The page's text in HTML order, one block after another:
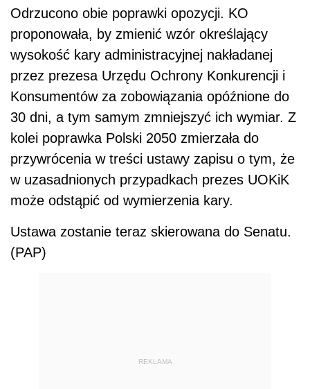
Odrzucono obie poprawki opozycji. KO
proponowała, by zmienić wzór określający
wysokość kary administracyjnej nakładanej
przez prezesa Urzędu Ochrony Konkurencji i
Konsumentów za zobowiązania opóźnione do
30 dni, a tym samym zmniejszyć ich wymiar. Z
kolei poprawka Polski 2050 zmierzała do
przywrócenia w treści ustawy zapisu o tym, że
w uzasadnionych przypadkach prezes UOKiK
może odstąpić od wymierzenia kary.
Ustawa zostanie teraz skierowana do Senatu.
(PAP)
REKLAMA